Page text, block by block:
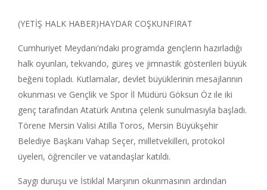
(YETİŞ HALK HABER)HAYDAR COŞKUNFIRAT
Cumhuriyet Meydanı'ndaki programda gençlerin hazırladığı
halk oyunları, tekvando, güreş ve jimnastik gösterileri büyük
beğeni topladı. Kutlamalar, devlet büyüklerinin mesajlarının
okunması ve Gençlik ve Spor İl Müdürü Göksun Öz ile iki
genç tarafından Atatürk Anıtına çelenk sunulmasıyla başladı.
Törene Mersin Valisi Atilla Toros, Mersin Büyükşehir
Belediye Başkanı Vahap Seçer, milletvekilleri, protokol
üyeleri, öğrenciler ve vatandaşlar katıldı.
Saygı duruşu ve İstiklal Marşının okunmasının ardından